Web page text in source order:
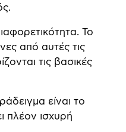
Το
από αυτές τις
τις βασικές
είναι το
πλέον ισχυρή